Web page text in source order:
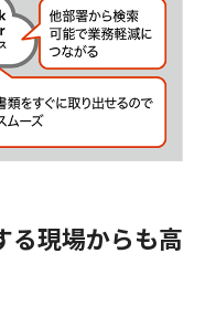
る現場からも高